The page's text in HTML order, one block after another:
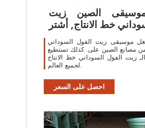
الصين زيت
خط الانتاج, أشترِ
موسيقى زيت الفول السوداني
من مصانع الصين على. كذلك تستطيع
زيت الفول السوداني خط الانتاج
لجميع العالم.
احصل على السعر